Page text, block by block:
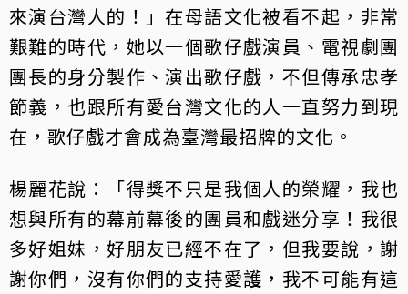
來演台灣人的！」在母語文化被看不起，非常
艱難的時代，她以一個歌仔戲演員、電視劇團
團長的身分製作、演出歌仔戲，不但傳承忠孝
節義，也跟所有愛台灣文化的人一直努力到現
在，歌仔戲才會成為臺灣最招牌的文化。
楊麗花說：「得獎不只是我個人的榮耀，我也
想與所有的幕前幕後的團員和戲迷分享！我很
多好姐妹，好朋友已經不在了，但我要說，謝
謝你們，沒有你們的支持愛護，我不可能有這